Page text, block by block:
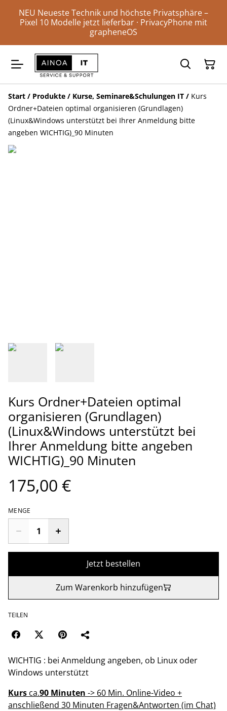
NEU Neueste Technik und höchste Privatsphäre –
Pixel 10 Modelle jetzt lieferbar · PrivacyPhone mit
grapheneOS
Start / Produkte / Kurse, Seminare&Schulungen IT / Kurs
Ordner+Dateien optimal organisieren (Grundlagen)
(Linux&Windows unterstützt bei Ihrer Anmeldung bitte
angeben WICHTIG)_90 Minuten
Kurs Ordner+Dateien optimal
organisieren (Grundlagen)
(Linux&Windows unterstützt bei
Ihrer Anmeldung bitte angeben
WICHTIG)_90 Minuten
175,00 €
MENGE
Jetzt bestellen
Zum Warenkorb hinzufügen
TEILEN
WICHTIG : bei Anmeldung angeben, ob Linux oder
Windows unterstützt
Kurs ca.90 Minuten -> 60 Min. Online-Video +
anschließend 30 Minuten Fragen&Antworten (im Chat)